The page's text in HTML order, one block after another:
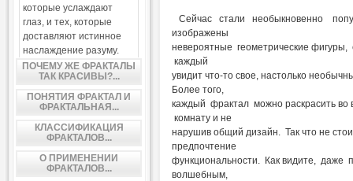
которые услаждают
глаз, и тех, которые
доставляют истинное
наслаждение разуму.
ПОЧЕМУ ЖЕ ФРАКТАЛЫ
ТАК КРАСИВЫ?...
ПОНЯТИЯ ФРАКТАЛ И
ФРАКТАЛЬНАЯ...
КЛАССИФИКАЦИЯ
ФРАКТАЛОВ...
О ПРИМЕНЕНИИ
ФРАКТАЛОВ...
Сейчас стали необыкновенно
изображены
невероятные геометрические
каждый
увидит что-то свое, настолько
Более того,
каждый фрактал можно раскрасить
комнату и не
нарушив общий дизайн. Так что не
предпочтение
функциональности. Как видите,
волшебным,